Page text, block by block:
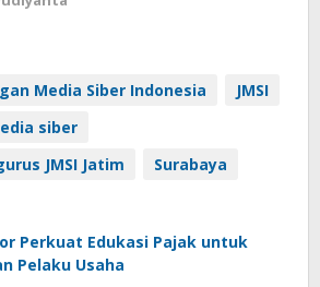
Media Siber Indonesia
JMSI
siber
JMSI Jatim
Surabaya
Perkuat Edukasi Pajak untuk
Pelaku Usaha